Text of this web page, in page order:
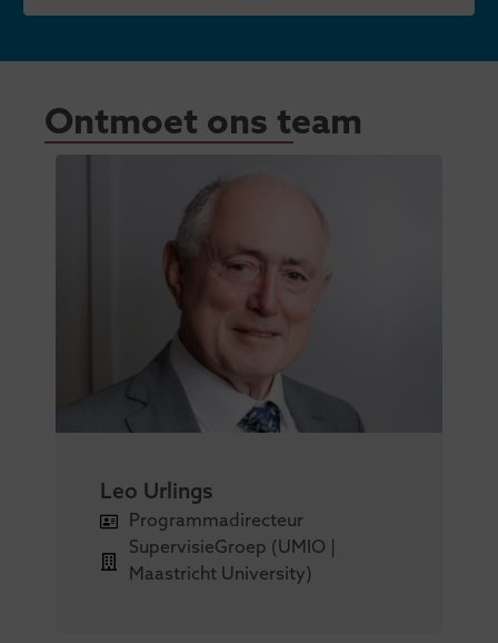
Ontmoet ons team
Leo Urlings
Programmadirecteur
SupervisieGroep (UMIO |
Maastricht University)